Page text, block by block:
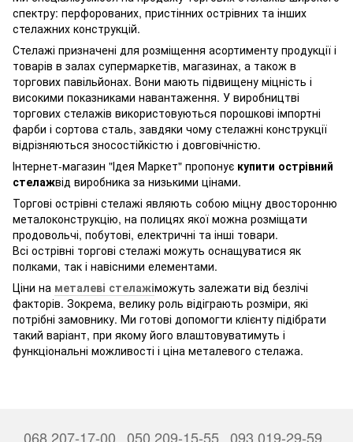
спектру: перфорованих, пристінних острівних та інших
стелажних конструкцій.
Стелажі призначені для розміщення асортименту продукції і
товарів в залах супермаркетів, магазинах, а також в
торгових павільйонах. Вони мають підвищену міцність і
високими показниками навантаження. У виробництві
торгових стелажів використовуються порошкові імпортні
фарби і сортова сталь, завдяки чому стелажні конструкції
відрізняються зносостійкістю і довговічністю.
Інтернет-магазин "Ідея Маркет" пропонує купити острівний
стелажвід виробника за низькими цінами.
Торгові острівні стелажі являють собою міцну двосторонню
металоконструкцію, на полицях якої можна розміщати
продовольчі, побутові, електричні та інші товари.
Всі острівні торгові стелажі можуть оснащуватися як
полками, так і навісними елементами.
Ціни на металеві стелажіможуть залежати від безлічі
факторів. Зокрема, велику роль відіграють розміри, які
потрібні замовнику. Ми готові допомогти клієнту підібрати
такий варіант, при якому його влаштовуватимуть і
функціональні можливості і ціна металевого стелажа.
068 207-17-00 050 209-15-55 093 019-29-59